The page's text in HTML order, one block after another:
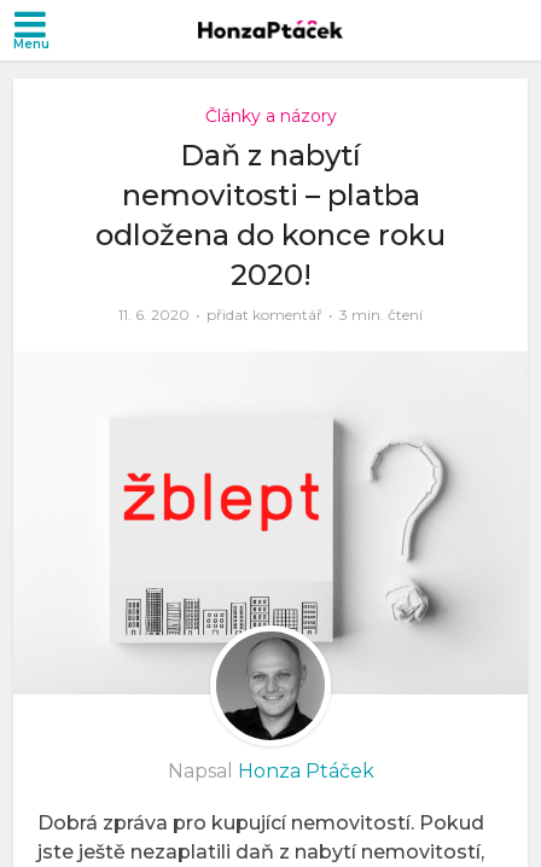
Články a názory
Daň z nabytí
nemovitosti – platba
odložena do konce roku
2020!
11. 6. 2020 přidat komentář 3 min. čtení
Napsal Honza Ptáček
Dobrá zpráva pro kupující nemovitostí. Pokud
jste ještě nezaplatili daň z nabytí nemovitostí,